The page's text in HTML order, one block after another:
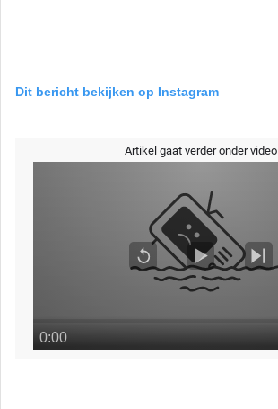
Dit bericht bekijken op Instagram
Artikel gaat verder onder video